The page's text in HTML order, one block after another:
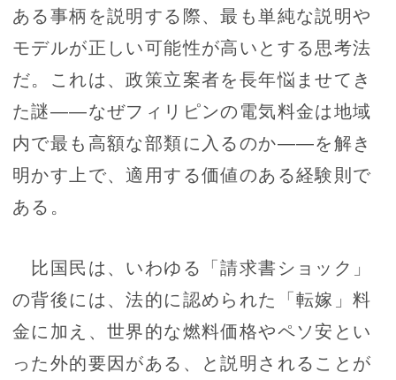
ある事柄を説明する際、最も単純な説明や
モデルが正しい可能性が高いとする思考法
だ。これは、政策立案者を長年悩ませてき
た謎――なぜフィリピンの電気料金は地域
内で最も高額な部類に入るのか――を解き
明かす上で、適用する価値のある経験則で
ある。
比国民は、いわゆる「請求書ショック」
の背後には、法的に認められた「転嫁」料
金に加え、世界的な燃料価格やペソ安とい
った外的要因がある、と説明されることが